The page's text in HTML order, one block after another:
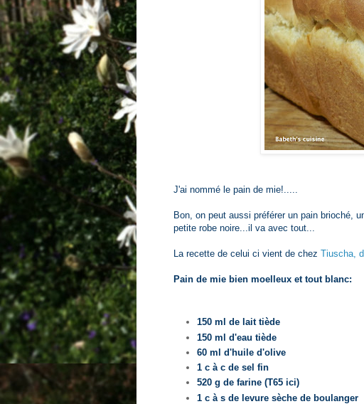
J'ai nommé le pain de mie!.....
Bon, on peut aussi préférer un pain brioché,
petite robe noire...il va avec tout...
La recette de celui ci vient de chez Tiuscha,
Pain de mie bien moelleux et tout blanc:
150 ml de lait tiède
150 ml d'eau tiède
60 ml d'huile d'olive
1 c à c de sel fin
520 g de farine (T65 ici)
1 c à s de levure sèche de boulanger